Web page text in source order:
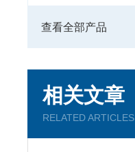
查看全部产品
相关文章
RELATED ARTICLES